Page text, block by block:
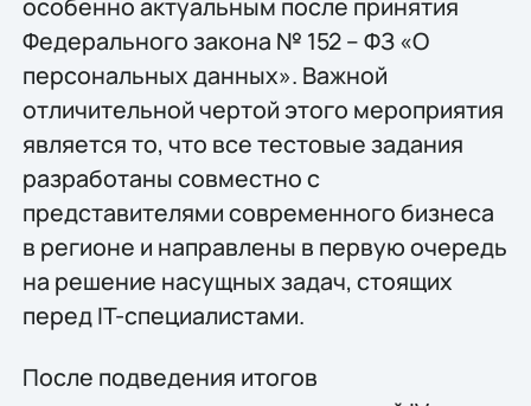
особенно актуальным после принятия
Федерального закона № 152 – ФЗ «О
персональных данных». Важной
отличительной чертой этого мероприятия
является то, что все тестовые задания
разработаны совместно с
представителями современного бизнеса
в регионе и направлены в первую очередь
на решение насущных задач, стоящих
перед IT-специалистами.
После подведения итогов